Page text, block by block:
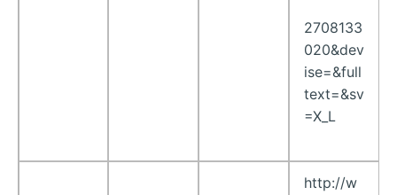
2708133
020&dev
ise=&full
text=&sv
=X_L
http://w